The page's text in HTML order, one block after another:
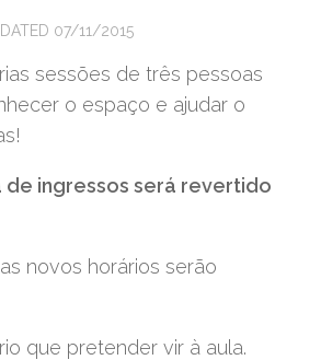
07/11/2015
sessões de três pessoas
o espaço e ajudar o
ingressos será revertido
novos horários serão
que pretender vir à aula.